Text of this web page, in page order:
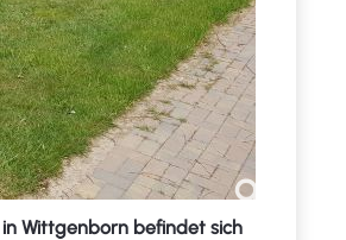
Wittgenborn befindet sich